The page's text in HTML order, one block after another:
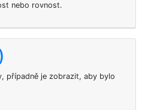
nebo rovnost.
případně je zobrazit, aby bylo